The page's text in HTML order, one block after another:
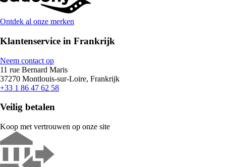
Ontdek al onze merken
Klantenservice in Frankrijk
Neem contact op
11 rue Bernard Maris
37270 Montlouis-sur-Loire, Frankrijk
+33 1 86 47 62 58
Veilig betalen
Koop met vertrouwen op onze site